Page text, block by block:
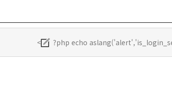
< ?php echo